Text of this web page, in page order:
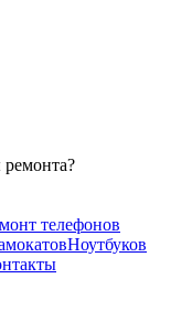
телефонов
Ноутбуков